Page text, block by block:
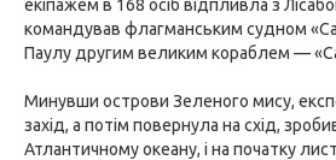
екіпажем в 168 осіб відпливла з
командував флагманським судном
Паулу другим великим кораблем —
Минувши острови Зеленого мису,
захід, а потім повернула на схід,
Атлантичному океану, і на початку